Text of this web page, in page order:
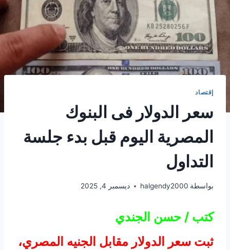
إقتصاد
سعر الدولار فى البنوك
المصرية اليوم قبل بدء جلسة
التداول
بواسطة halgendy2000 ديسمبر 4, 2025
كتب / حسن الجندي
ثبت سعر الدولار مقابل الجنيه المصري،